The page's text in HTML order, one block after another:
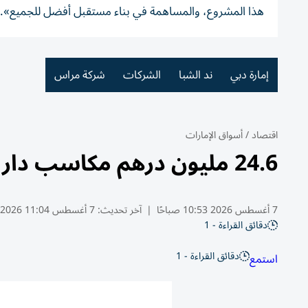
هذا المشروع، والمساهمة في بناء مستقبل أفضل
إمارة دبي ند الشبا الشركات شركة مراس
اقتصاد/أسواق الإمارات
24.6 مليون درهم مكاسب دار التمويل النصفية بنمو 117%
7 أغسطس 2026 10:53 صباحًا | آخر تحديث:7 أغسطس 11:04 2026
دقائق القراءة - 1
استمع دقائق القراءة - 1